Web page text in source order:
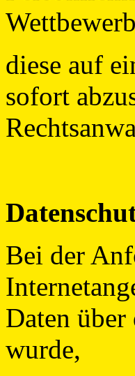
diese auf
sofort
Bei der
Daten
wurde,